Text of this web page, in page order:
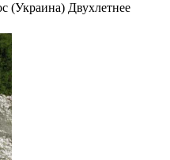
(Украина) Двухлетнее